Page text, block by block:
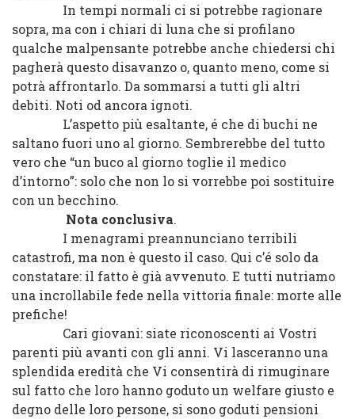
In tempi normali ci si potrebbe ragionare
sopra, ma con i chiari di luna che si profilano
qualche malpensante potrebbe anche chiedersi chi
pagherà questo disavanzo o, quanto meno, come si
potrà affrontarlo. Da sommarsi a tutti gli altri
debiti. Noti od ancora ignoti.
L’aspetto più esaltante, é che di buchi ne
saltano fuori uno al giorno. Sembrerebbe del tutto
vero che “un buco al giorno toglie il medico
d’intorno”: solo che non lo si vorrebbe poi sostituire
con un becchino.
Nota conclusiva.
I menagrami preannunciano terribili
catastrofi, ma non è questo il caso. Qui c’é solo da
constatare: il fatto è già avvenuto. E tutti nutriamo
una incrollabile fede nella vittoria finale: morte alle
prefiche!
Cari giovani: siate riconoscenti ai Vostri
parenti più avanti con gli anni. Vi lasceranno una
splendida eredità che Vi consentirà di rimuginare
sul fatto che loro hanno goduto un welfare giusto e
degno delle loro persone, si sono goduti pensioni